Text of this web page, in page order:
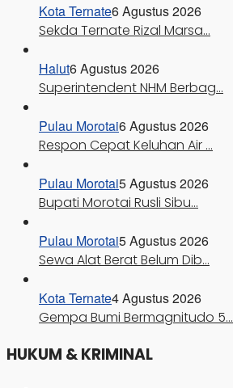
Kota Ternate6 Agustus 2026
Sekda Ternate Rizal Marsa…
Halut6 Agustus 2026
Superintendent NHM Berbag…
Pulau Morotai6 Agustus 2026
Respon Cepat Keluhan Air …
Pulau Morotai5 Agustus 2026
Bupati Morotai Rusli Sibu…
Pulau Morotai5 Agustus 2026
Sewa Alat Berat Belum Dib…
Kota Ternate4 Agustus 2026
Gempa Bumi Bermagnitudo 5…
HUKUM & KRIMINAL